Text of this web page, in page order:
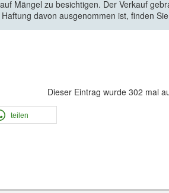
Mängel zu besichtigen. Der Verkauf
davon ausgenommen ist, finden
Dieser Eintrag wurde 302 mal
teilen